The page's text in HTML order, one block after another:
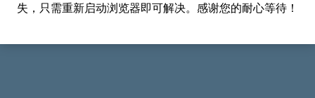
失，只需重新启动浏览器即可解决。感谢您的耐心等待！